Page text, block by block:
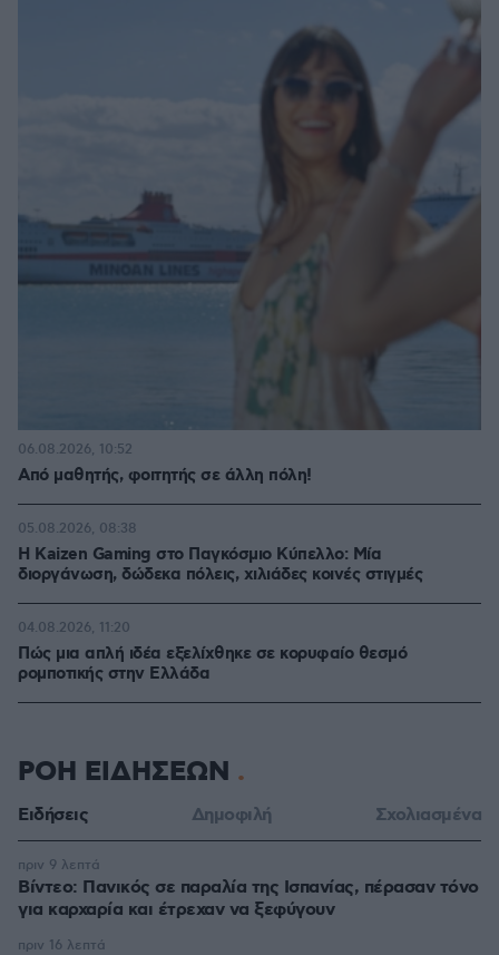
Από μαθητής, φοιτητής σε άλλη πόλη!
06.08.2026, 10:52
H Kaizen Gaming στο Παγκόσμιο Kύπελλο: Μία
διοργάνωση, δώδεκα πόλεις, χιλιάδες κοινές στιγμές
05.08.2026, 08:38
Πώς μια απλή ιδέα εξελίχθηκε σε κορυφαίο θεσμό
ρομποτικής στην Ελλάδα
04.08.2026, 11:20
ΡΟΗ ΕΙΔΗΣΕΩΝ
Ειδήσεις Δημοφιλή Σχολιασμένα
Βίντεο: Πανικός σε παραλία της Ισπανίας, πέρασαν τόνο
για καρχαρία και έτρεχαν να ξεφύγουν
πριν 9 λεπτά
πριν 16 λεπτά